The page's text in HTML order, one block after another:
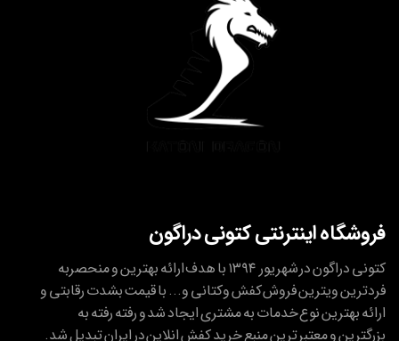
فروشگاه اینترنتی کتونی دراگون
کتونی دراگون در شهریور ۱۳۹۴ با هدف ارائه بهترین و منحصربه
فردترین ویترین فروش کفش وکتانی و... با قیمت بشدت رقابتی و
ارائه بهترین نوع خدمات به مشتری ایجاد شد و رفته رفته به
بزرگترین و معتبر ترین منبع خرید کفش انلاین در ایران تبدیل شد.